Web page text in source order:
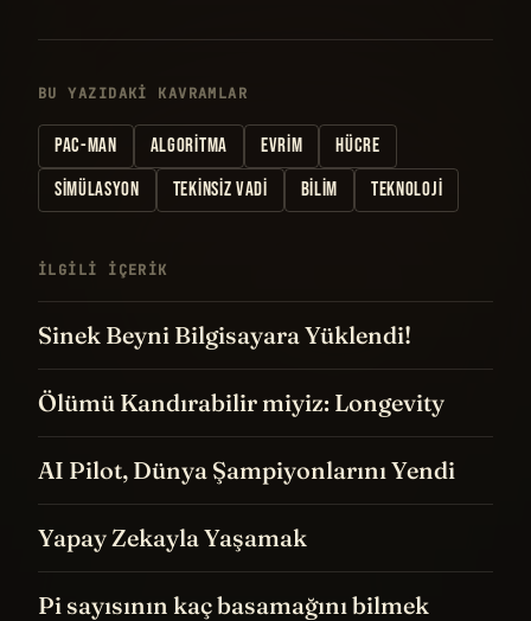
BU YAZIDAKI KAVRAMLAR
PAC-MAN ALGORITMA EVRIM
HÜCRE
SIMÜLASYON
TEKINSIZ VADI BILIM TEKNOLOJI
İLGILI IÇERIK
Sinek Beyni Bilgisayara Yüklendi!
Ölümü Kandırabilir miyiz: Longevity
AI Pilot, Dünya Şampiyonlarını Yendi
Yapay Zekayla Yaşamak
Pi sayısının kaç basamağını bilmek